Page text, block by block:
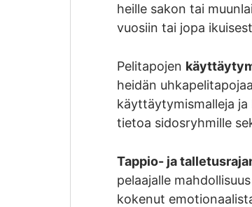
heille sakon tai
vuosiin tai jopa
Pelitapojen
heidän
käyttäytymismalleja ja
tietoa sidosryhmille
Tappio- ja
pelaajalle
kokenut